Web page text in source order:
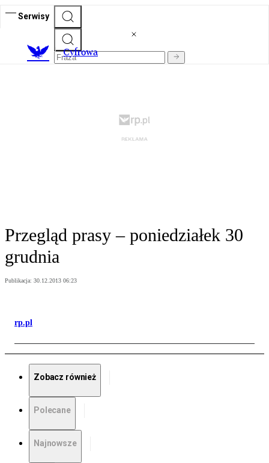
Serwisy
Cyfrowa
Przegląd prasy – poniedziałek 30
grudnia
Publikacja: 30.12.2013 06:23
rp.pl
Zobacz również
Polecane
Najnowsze